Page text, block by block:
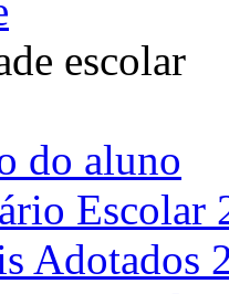
escolar
do aluno
Escolar
Adotados